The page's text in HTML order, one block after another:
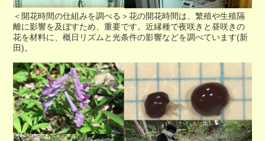
＜開花時間の仕組みを調べる＞花の開花時間は、繁殖や生殖隔
離に影響を及ぼすため、重要です。近縁種で夜咲きと昼咲きの
花を材料に、概日リズムと光条件の影響などを調べています(新
田)。